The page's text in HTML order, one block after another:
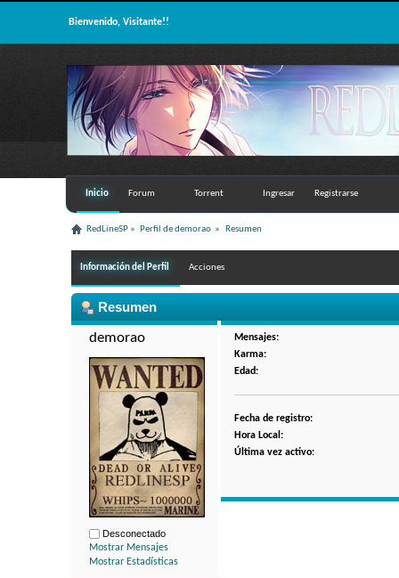
Bienvenido, Visitante!!
Inicio Forum Torrent Ingresar Registrarse
RedLineSP » Perfil de demorao » Resumen
Información del Perfil Acciones
Resumen
demorao
Desconectado
Mostrar Mensajes
Mostrar Estadísticas
Mensajes:
Karma:
Edad:
Fecha de registro:
Hora Local:
Última vez activo: